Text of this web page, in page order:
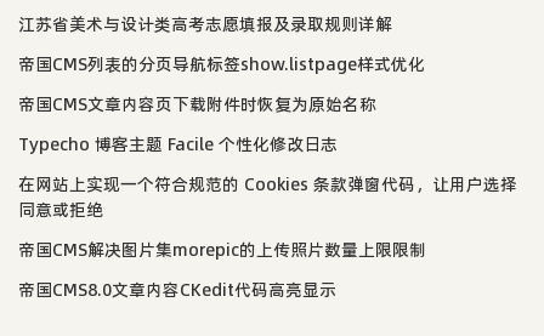
江苏省美术与设计类高考志愿填报及录取规则详解
帝国CMS列表的分页导航标签show.listpage样式优化
帝国CMS文章内容页下载附件时恢复为原始名称
Typecho 博客主题 Facile 个性化修改日志
在网站上实现一个符合规范的 Cookies 条款弹窗代码，让用户选择
同意或拒绝
帝国CMS解决图片集morepic的上传照片数量上限限制
帝国CMS8.0文章内容CKedit代码高亮显示